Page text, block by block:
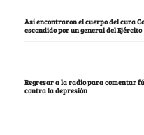
Así encontraron el cuerpo del cura
escondido por un general del Ejército
Regresar a la radio para comentar
contra la depresión